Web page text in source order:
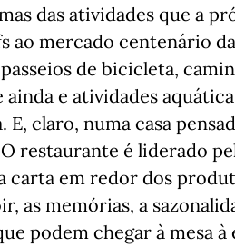
das atividades que a
ao mercado centenário
de bicicleta,
ainda e atividades
claro, numa casa
restaurante é liderado
carta em redor dos
as memórias, a
podem chegar à mesa à